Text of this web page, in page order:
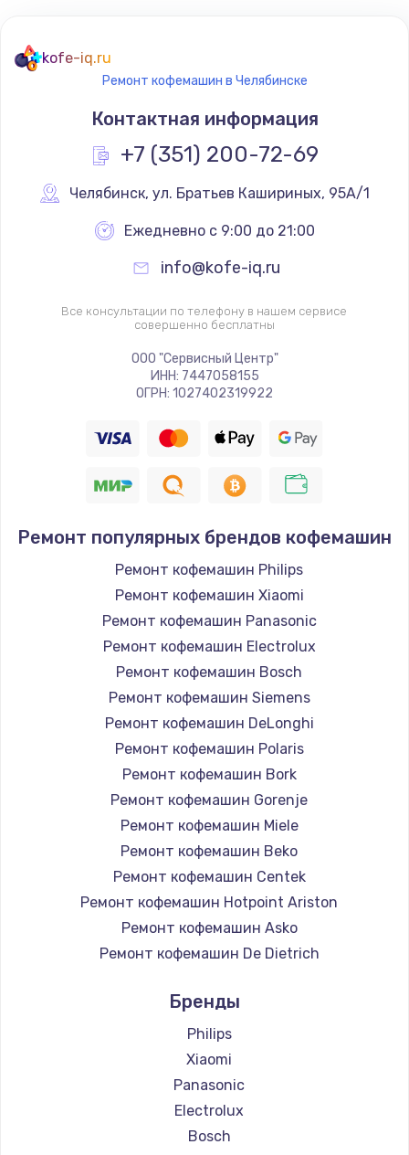
kofe-iq.ru
Ремонт кофемашин в Челябинске
Контактная информация
+7 (351) 200-72-69
Челябинск, ул. Братьев Кашириных, 95А/1
Ежедневно с 9:00 до 21:00
info@kofe-iq.ru
Все консультации по телефону в нашем сервисе
совершенно бесплатны
ООО "Сервисный Центр"
ИНН: 7447058155
ОГРН: 1027402319922
Ремонт популярных брендов кофемашин
Ремонт кофемашин Philips
Ремонт кофемашин Xiaomi
Ремонт кофемашин Panasonic
Ремонт кофемашин Electrolux
Ремонт кофемашин Bosch
Ремонт кофемашин Siemens
Ремонт кофемашин DeLonghi
Ремонт кофемашин Polaris
Ремонт кофемашин Bork
Ремонт кофемашин Gorenje
Ремонт кофемашин Miele
Ремонт кофемашин Beko
Ремонт кофемашин Centek
Ремонт кофемашин Hotpoint Ariston
Ремонт кофемашин Asko
Ремонт кофемашин De Dietrich
Ремонт кофемашин Ascaso
Ремонт кофемашин Jura
Ремонт кофемашин Olympia
Ремонт кофемашин Saeco
Ремонт кофемашин La Cimbali
Ремонт кофемашин WMF
Бренды
Philips
Xiaomi
Panasonic
Electrolux
Bosch